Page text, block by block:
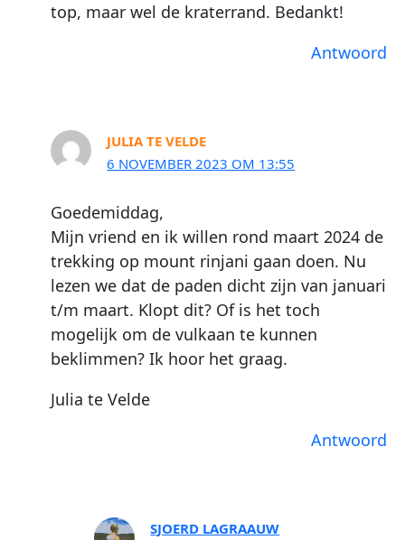
top, maar wel de kraterrand. Bedankt!
Antwoord
JULIA TE VELDE
6 NOVEMBER 2023 OM 13:55
Goedemiddag,
Mijn vriend en ik willen rond maart 2024 de
trekking op mount rinjani gaan doen. Nu
lezen we dat de paden dicht zijn van januari
t/m maart. Klopt dit? Of is het toch
mogelijk om de vulkaan te kunnen
beklimmen? Ik hoor het graag.
Julia te Velde
Antwoord
SJOERD LAGRAAUW